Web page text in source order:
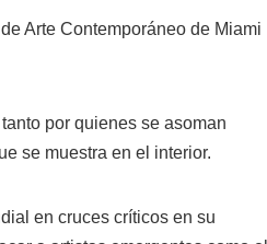
Arte Contemporáneo de Miami
por quienes se asoman
se muestra en el interior.
en cruces críticos en su